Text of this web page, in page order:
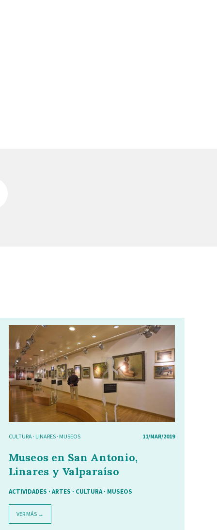
CULTURA· LINARES· MUSEOS 11/MAR/2019
Museos en San Antonio,
Linares y Valparaíso
ACTIVIDADES · ARTES · CULTURA · MUSEOS
VER MÁS →